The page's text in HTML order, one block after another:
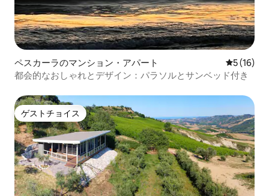
ペスカーラのマンション・アパート レビュー
5 (16)
都会的なおしゃれとデザイン：パラソルとサンベッド付き
ゲストチョイス
ゲストチョイス